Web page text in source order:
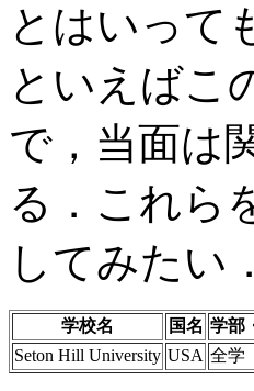
とはいって
といえばこ
で，当面は
る．これら
してみたい．
学校名 国名 学部
Seton Hill University USA 全学